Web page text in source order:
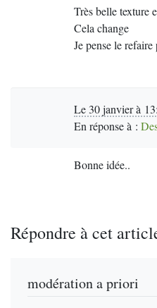
Très belle texture
Cela change
Je pense le
Le 30 janvier à
En réponse à :
Bonne idée..
Répondre à cet
modération a priori